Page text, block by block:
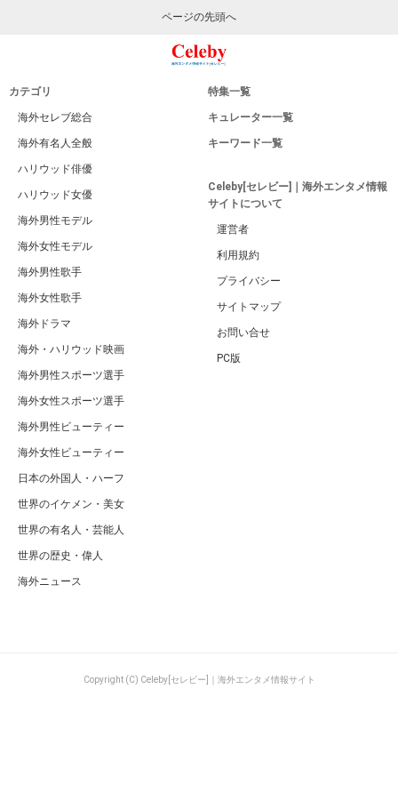
ページの先頭へ
カテゴリ
海外セレブ総合
海外有名人全般
ハリウッド俳優
ハリウッド女優
海外男性モデル
海外女性モデル
海外男性歌手
海外女性歌手
海外ドラマ
海外・ハリウッド映画
海外男性スポーツ選手
海外女性スポーツ選手
海外男性ビューティー
海外女性ビューティー
日本の外国人・ハーフ
世界のイケメン・美女
世界の有名人・芸能人
世界の歴史・偉人
海外ニュース
特集一覧
キュレーター一覧
キーワード一覧
Celeby[セレビー]｜海外エンタメ情報
サイトについて
運営者
利用規約
プライバシー
サイトマップ
お問い合せ
PC版
Copyright (C) Celeby[セレビー]｜海外エンタメ情報サイト